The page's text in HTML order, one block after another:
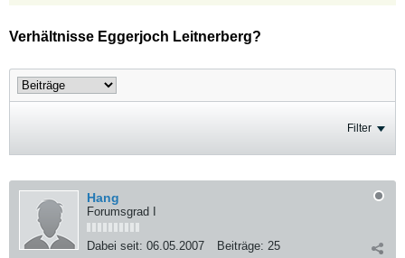
Verhältnisse Eggerjoch Leitnerberg?
Filter
Hang
Forumsgrad I
Dabei seit: 06.05.2007 Beiträge: 25